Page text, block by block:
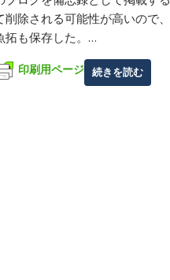
削除される可能性が高いので
拓も保存した。…
印刷用ページ 続きを読む